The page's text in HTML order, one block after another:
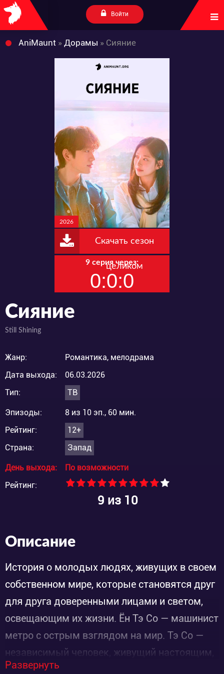
Войти
AniMaunt » Дорамы » Сияние
2026
Скачать сезон
целиком
9 серия через:
0:0:0
Сияние
Still Shining
Жанр:
Романтика, мелодрама
Дата выхода:
06.03.2026
Тип:
ТВ
Эпизоды:
8 из 10 эп., 60 мин.
Рейтинг:
12+
Страна:
Запад
День выхода:
По возможности
Рейтинг:
9 из 10
Описание
История о молодых людях, живущих в своем
собственном мире, которые становятся друг
для друга доверенными лицами и светом,
освещающим их жизни. Ён Тэ Со — машинист
метро с острым взглядом на мир. Тэ Со —
независимый человек, живущий настоящим,
сосредотачивающийся на «сегодняшнем
Развернуть